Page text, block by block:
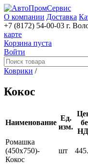
О компании Доставка
+7 (8172) 54-00-03 г.
карте
Корзина пуста
Войти
Коврики /
Кокос
Наименование
Ед.
изм.
Ромашка
(450х750)-
Кокос
шт